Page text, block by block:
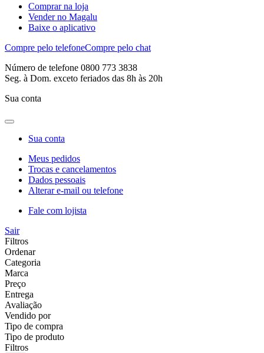
Comprar na loja
Vender no Magalu
Baixe o aplicativo
Compre pelo telefoneCompre pelo chat
Número de telefone 0800 773 3838
Seg. à Dom. exceto feriados das 8h às 20h
Sua conta
Sua conta
Meus pedidos
Trocas e cancelamentos
Dados pessoais
Alterar e-mail ou telefone
Fale com lojista
Sair
Filtros
Ordenar
Categoria
Marca
Preço
Entrega
Avaliação
Vendido por
Tipo de compra
Tipo de produto
Filtros